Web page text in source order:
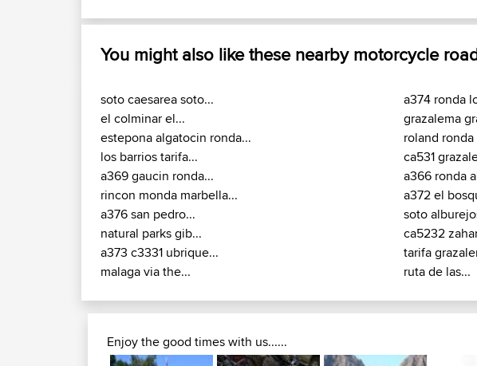
You might also like these nearby motorcycle
soto caesarea soto...
el colminar el...
estepona algatocin ronda...
los barrios tarifa...
a369 gaucin ronda...
rincon monda marbella...
a376 san pedro...
natural parks gib...
a373 c3331 ubrique...
malaga via the...
a374 ronda
grazalema
roland ronda
ca531
a366 ronda
a372 el
soto
ca5232
tarifa
ruta de las...
Enjoy the good times with us......